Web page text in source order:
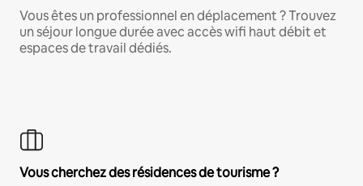
Vous êtes un professionnel en déplacement ? Trouvez
un séjour longue durée avec accès wifi haut débit et
espaces de travail dédiés.
Vous cherchez des résidences de tourisme ?